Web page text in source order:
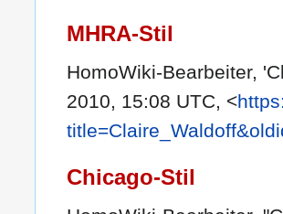
MHRA-Stil
HomoWiki-Bearbeiter,
2010, 15:08 UTC, <
Chicago-Stil